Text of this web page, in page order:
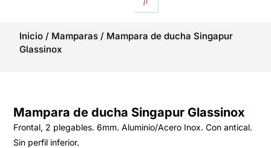
Inicio / Mamparas / Mampara de ducha Singapur
Glassinox
Mampara de ducha Singapur Glassinox
Frontal, 2 plegables. 6mm. Aluminio/Acero Inox. Con antical.
Sin perfil inferior.